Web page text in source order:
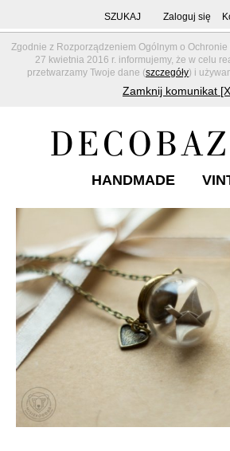
Zgodnie z Rozporządzeniem Ogólnym o
27 kwietnia 2016 r. informujemy, że w celu
przetwarzamy Twoje dane (szczegóły) i
Zamknij komunikat
SZUKAJ Zaloguj się
HANDMADE